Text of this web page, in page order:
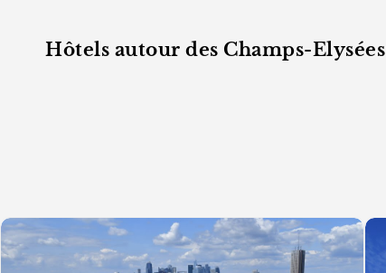
Hôtels autour des Champs-Elysées